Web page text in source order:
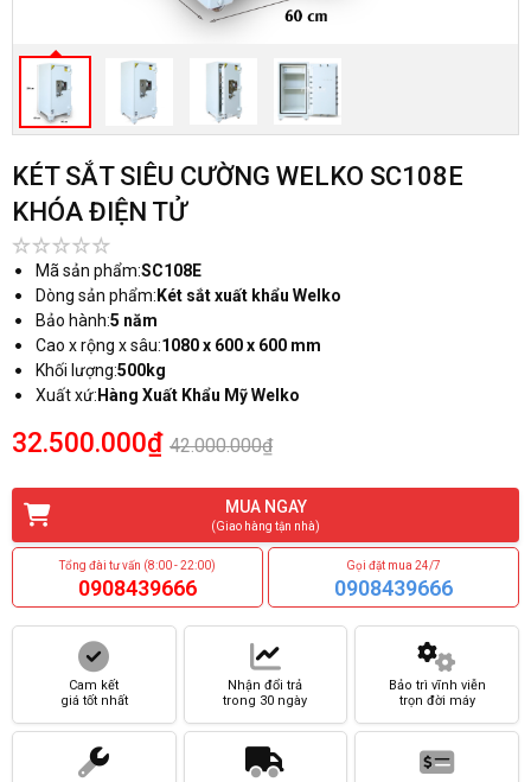
KÉT SẮT SIÊU CƯỜNG WELKO SC108E
KHÓA ĐIỆN TỬ
Mã sản phẩm:SC108E
Dòng sản phẩm: Két sắt xuất khẩu Welko
Bảo hành:5 năm
Cao x rộng x sâu:1080 x 600 x 600 mm
Khối lượng:500kg
Xuất xứ: Hàng Xuất Khẩu Mỹ Welko
32.500.000₫ 42.000.000₫
MUA NGAY
(Giao hàng tận nhà)
Tổng đài tư vấn (8:00 - 22:00)
0908439666
Gọi đặt mua 24/7
0908439666
Cam kết
giá tốt nhất
Nhận đổi trả
trong 30 ngày
Bảo trì vĩnh viễn
trọn đời máy